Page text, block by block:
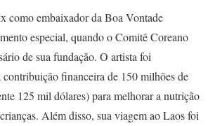
como embaixador da Boa Vontade
especial, quando o Comitê Coreano
de sua fundação. O artista foi
financeira de 150 milhões de
125 mil dólares) para melhorar a nutrição
Além disso, sua viagem ao Laos foi